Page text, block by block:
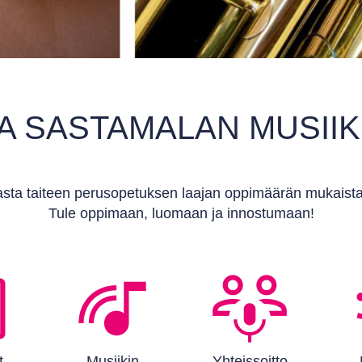
SASTAMALAN
taiteen perusopetuksen laajan oppimäärän
Tule oppimaan, luomaan ja innostumaan!